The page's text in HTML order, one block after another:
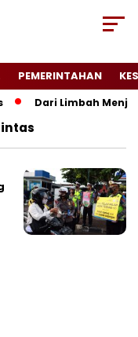
PEMERINTAHAN
Dari Limbah